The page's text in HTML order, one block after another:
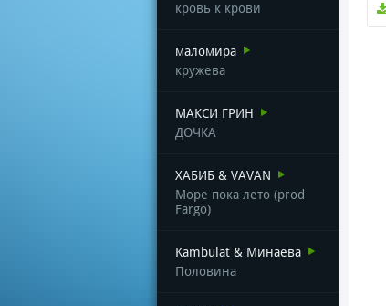
кровь к крови
маломира
кружева
МАКСИ ГРИН
ДОЧКА
ХАБИБ & VAVAN
Море пока лето (prod
Fargo)
Kambulat & Минаева
Половина